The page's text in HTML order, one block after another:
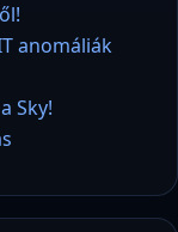
anomáliák
Sky!